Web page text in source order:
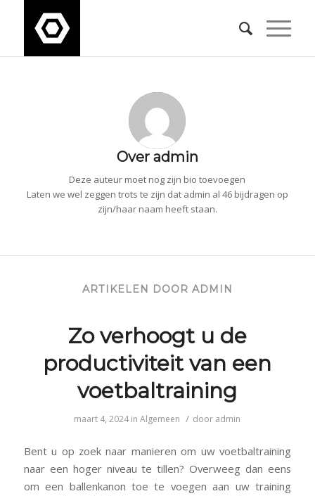
Over admin
Deze auteur moet nog zijn bio toevoegen
Laten we wel zeggen trots te zijn dat admin al 46 bijdragen op
zijn/haar naam heeft staan.
ARTIKELEN DOOR ADMIN
Zo verhoogt u de
productiviteit van een
voetbaltraining
maart 4, 2024 inAlgemeen / door admin
Bent u op zoek naar manieren om uw voetbaltraining
naar een hoger niveau te tillen? Overweeg dan eens
om een ballenkanon toe te voegen aan uw training